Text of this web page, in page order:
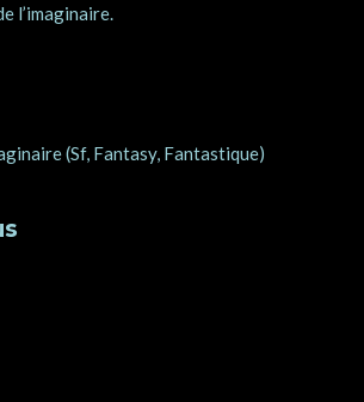
l’imaginaire.
(Sf, Fantasy, Fantastique)